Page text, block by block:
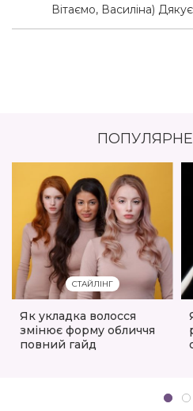
Вітаємо, Василіна)
ПОПУЛЯРНЕ
СТАЙЛІНГ
Як укладка волосся
змінює форму обличчя
повний гайд